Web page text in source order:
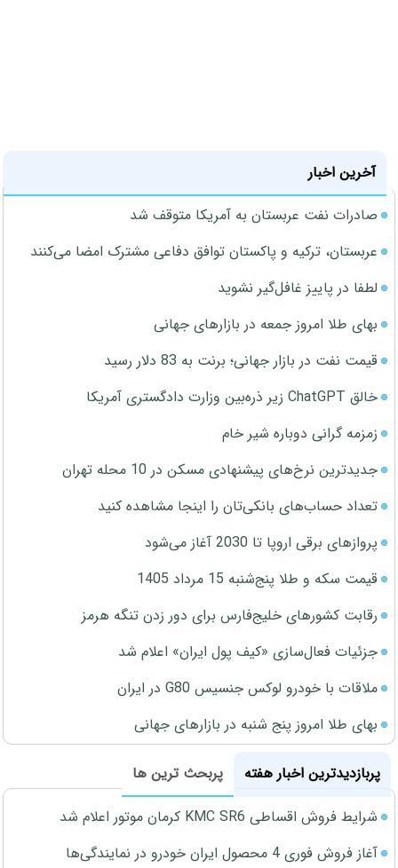
آخرین اخبار
صادرات نفت عربستان به آمریکا متوقف شد
عربستان، ترکیه و پاکستان توافق دفاعی مشترک امضا می‌کنند
لطفا در پاییز غافل‌گیر نشوید
بهای طلا امروز جمعه در بازارهای جهانی
قیمت نفت در بازار جهانی؛ برنت به 83 دلار رسید
خالق ChatGPT زیر ذره‌بین وزارت دادگستری آمریکا
زمزمه گرانی دوباره شیر خام
جدیدترین نرخ‌های پیشنهادی مسکن در 10 محله تهران
تعداد حساب‌های بانکی‌تان را اینجا مشاهده کنید
پروازهای برقی اروپا تا 2030 آغاز می‌شود
قیمت سکه و طلا پنج‌شنبه 15 مرداد 1405
رقابت کشورهای خلیج‌فارس برای دور زدن تنگه هرمز
جزئیات فعال‌سازی «کیف پول ایران» اعلام شد
ملاقات با خودرو لوکس جنسیس G80 در ایران
بهای طلا امروز پنج شنبه در بازارهای جهانی
پربازدیدترین اخبار هفته
پربحث ترین ها
شرایط فروش اقساطی KMC SR6 کرمان موتور اعلام شد
آغاز فروش فوری 4 محصول ایران خودرو در نمایندگی‌ها